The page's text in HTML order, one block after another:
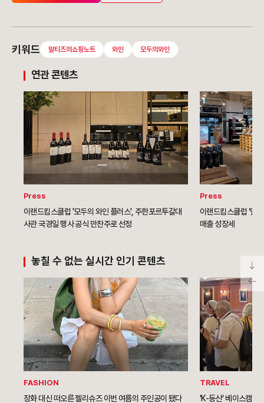
키워드 말티즈의쇼핑노트 와인 모두의와인
연관 콘텐츠
Press
이랜드킴스클럽 '모두의 와인 플러스', 주한포르투갈대
사관 국경일 행사 공식 만찬주로 선정
Press
이랜드킴스클럽 ‘델
매출 성장세
놓칠 수 없는 실시간 인기 콘텐츠
FASHION
장화 대신 떠오른 젤리슈즈 이번 여름의 주인공이 됐다
TRAVEL
'K-등산' 베이스캠프